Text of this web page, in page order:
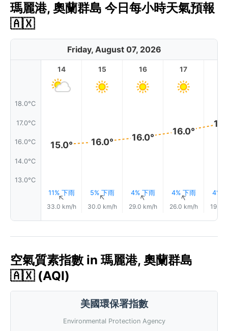
瑪麗港, 奧蘭群島 今日每小時天氣預報
🇦🇽
Friday, August 07, 2026
18.0°C
17.0°C
16.0°C
14.0°C
13.0°C
14
15.0°
11% 下雨
↑
33.0 km/h
15
16.0°
5% 下雨
↑
30.0 km/h
16
16.0°
4% 下雨
↑
29.0 km/h
17
16.0°
4% 下雨
↑
26.0 km/h
4%
19.0
空氣質素指數 in 瑪麗港, 奧蘭群島
🇦🇽 (AQI)
美國環保署指數
Environmental Protection Agency